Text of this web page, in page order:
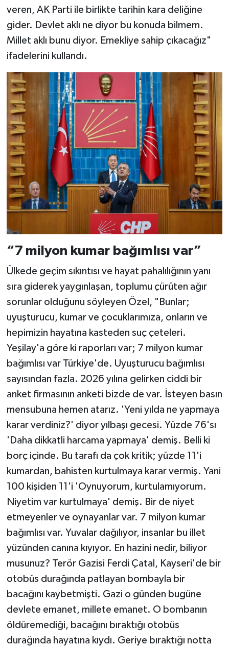
veren, AK Parti ile birlikte tarihin kara deliğine
gider. Devlet aklı ne diyor bu konuda bilmem.
Millet aklı bunu diyor. Emekliye sahip çıkacağız"
ifadelerini kullandı.
“7 milyon kumar bağımlısı var”
Ülkede geçim sıkıntısı ve hayat pahalılığının yanı
sıra giderek yaygınlaşan, toplumu çürüten ağır
sorunlar olduğunu söyleyen Özel, "Bunlar;
uyuşturucu, kumar ve çocuklarımıza, onların ve
hepimizin hayatına kasteden suç çeteleri.
Yeşilay'a göre ki raporları var; 7 milyon kumar
bağımlısı var Türkiye'de. Uyuşturucu bağımlısı
sayısından fazla. 2026 yılına gelirken ciddi bir
anket firmasının anketi bizde de var. İsteyen basın
mensubuna hemen atarız. 'Yeni yılda ne yapmaya
karar verdiniz?' diyor yılbaşı gecesi. Yüzde 76'sı
'Daha dikkatli harcama yapmaya' demiş. Belli ki
borç içinde. Bu tarafı da çok kritik; yüzde 11'i
kumardan, bahisten kurtulmaya karar vermiş. Yani
100 kişiden 11'i 'Oynuyorum, kurtulamıyorum.
Niyetim var kurtulmaya' demiş. Bir de niyet
etmeyenler ve oynayanlar var. 7 milyon kumar
bağımlısı var. Yuvalar dağılıyor, insanlar bu illet
yüzünden canına kıyıyor. En hazini nedir, biliyor
musunuz? Terör Gazisi Ferdi Çatal, Kayseri'de bir
otobüs durağında patlayan bombayla bir
bacağını kaybetmişti. Gazi o günden bugüne
devlete emanet, millete emanet. O bombanın
öldüremediği, bacağını bıraktığı otobüs
durağında hayatına kıydı. Geriye bıraktığı notta